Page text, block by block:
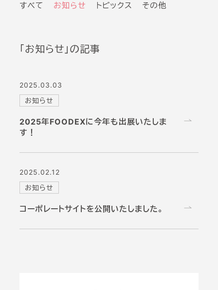
すべて お知らせ トピックス その他
「お知らせ」の記事
2025.03.03
お知らせ
2025年FOODEXに今年も出展いたしま
す！
2025.02.12
お知らせ
コーポレートサイトを公開いたしました。